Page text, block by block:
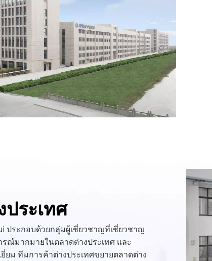
ระเทศ
ประกอบด้วยกลุ่มผู้เชี่ยวชาญที่เชี่ยวชาญ
ณ์มากมายในตลาดต่างประเทศ และ
ม ทีมการค้าต่างประเทศขยายตลาดต่าง